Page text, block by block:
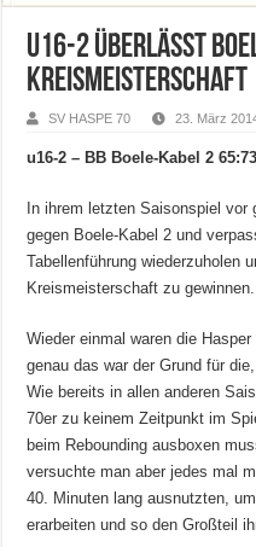
u16-2 überlässt
Kreismeisterschaft
SV HASPE 70 23. März
u16-2 – BB Boele-Kabel 2
In ihrem letzten Saisonspiel
gegen Boele-Kabel 2 und
Tabellenführung wiederzuholen
Kreismeisterschaft zu gewinnen.
Wieder einmal waren die
genau das war der Grund für
Wie bereits in allen anderen
70er zu keinem Zeitpunkt im
beim Rebounding ausboxen
versuchte man aber jedes mal
40. Minuten lang ausnutzten,
erarbeiten und so den Großteil